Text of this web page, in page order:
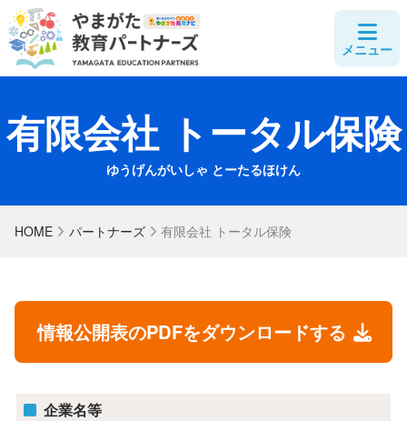
メニュー
有限会社 トータル保険
ゆうげんがいしゃ とーたるほけん
HOME パートナーズ 有限会社 トータル保険
情報公開表のPDFをダウンロードする
企業名等